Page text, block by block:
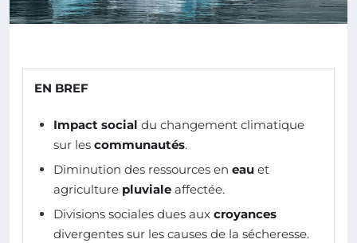
EN BREF
Impact social du changement climatique
sur les communautés.
Diminution des ressources en eau et
agriculture pluviale affectée.
Divisions sociales dues aux croyances
divergentes sur les causes de la sécheresse.